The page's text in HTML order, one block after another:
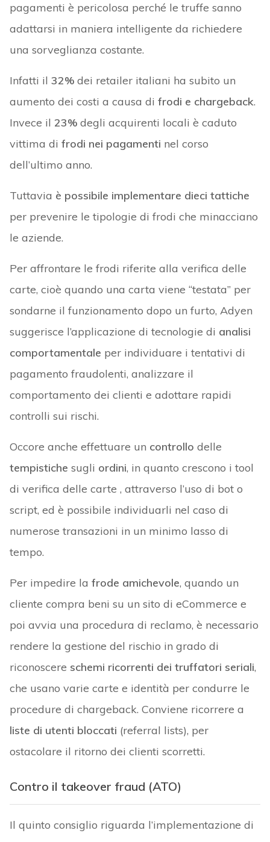
pagamenti è pericolosa perché le truffe sanno
adattarsi in maniera intelligente da richiedere
una sorveglianza costante.
Infatti il 32%dei retailer italiani ha subito un
aumento dei costi a causa di frodi e chargeback.
Invece il 23%degli acquirenti locali è caduto
vittima di frodi nei pagamenti nel corso
dell’ultimo anno.
Tuttavia è possibile implementare dieci tattiche
per prevenire le tipologie di frodi che minacciano
le aziende.
Per affrontare le frodi riferite alla verifica delle
carte, cioè quando una carta viene “testata” per
sondarne il funzionamento dopo un furto, Adyen
suggerisce l’applicazione di tecnologie di analisi
comportamentale per individuare i tentativi di
pagamento fraudolenti, analizzare il
comportamento dei clienti e adottare rapidi
controlli sui rischi.
Occore anche effettuare un controllo delle
tempistiche sugli ordini, in quanto crescono i tool
di verifica delle carte , attraverso l’uso di bot o
script, ed è possibile individuarli nel caso di
numerose transazioni in un minimo lasso di
tempo.
Per impedire la frode amichevole, quando un
cliente compra beni su un sito di eCommerce e
poi avvia una procedura di reclamo, è necessario
rendere la gestione del rischio in grado di
riconoscere schemi ricorrenti dei truffatori seriali,
che usano varie carte e identità per condurre le
procedure di chargeback. Conviene ricorrere a
liste di utenti bloccati (referral lists), per
ostacolare il ritorno dei clienti scorretti.
Contro il takeover fraud (ATO)
Il quinto consiglio riguarda l’implementazione di